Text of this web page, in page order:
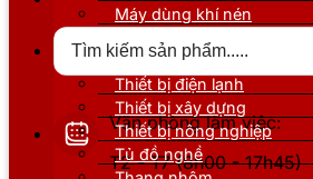
Văn phòng làm việc:
T2 - T7 (8h00 - 17h45)
Máy dùng khí nén
Thiết bị nâng đỡ
Thiết bị điện lạnh
Thiết bị xây dựng
Thiết bị nông nghiệp
Tủ đồ nghề